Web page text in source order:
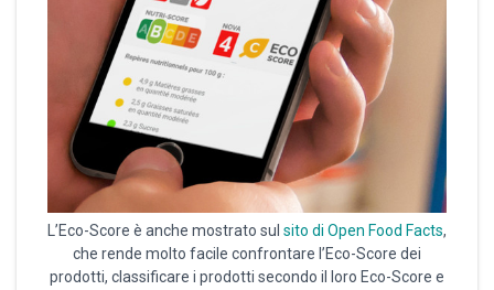
L’Eco-Score è anche mostrato sul sito di Open Food Facts,
che rende molto facile confrontare l’Eco-Score dei
prodotti, classificare i prodotti secondo il loro Eco-Score e